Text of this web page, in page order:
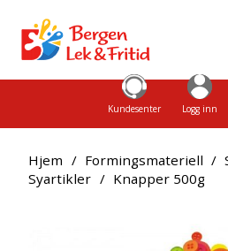
Kundesenter Logg inn
Hjem / Formingsmateriell /
Syartikler / Knapper 500g